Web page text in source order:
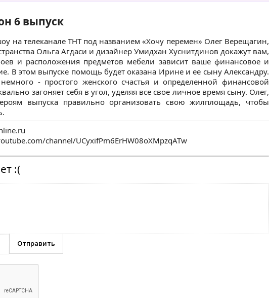
6 выпуск
на телеканале ТНТ под названием «Хочу перемен» Олег Верещагин,
Ольга Агдаси и дизайнер Умидхан Хуснитдинов докажут вам,
и расположения предметов мебели зависит ваше финансовое и
В этом выпуске помощь будет оказана Ирине и ее сыну Александру.
- простого женского счастья и определенной финансовой
загоняет себя в угол, уделяя все свое личное время сыну. Олег,
выпуска правильно организовать свою жилплощадь, чтобы
channel/UCyxifPm6ErHW08oXMpzqATw
:(